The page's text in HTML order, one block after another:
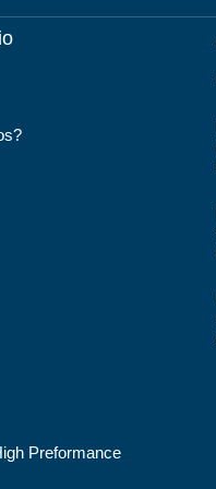
a
Preformance